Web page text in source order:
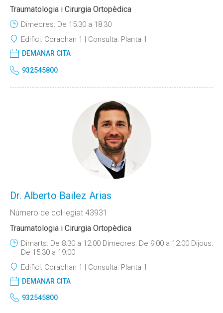
Traumatologia i Cirurgia Ortopèdica
Dimecres: De 15:30 a 18:30
Edifici: Corachan 1 Consulta: Planta 1
DEMANAR CITA
932545800
Dr. Alberto Bailez Arias
Número de col·legiat 43931
Traumatologia i Cirurgia Ortopèdica
Dimarts: De 8:30 a 12:00 Dimecres: De 9:00 a 12:00 Dijous:
De 15:30 a 19:00
Edifici: Corachan 1 Consulta: Planta 1
DEMANAR CITA
932545800